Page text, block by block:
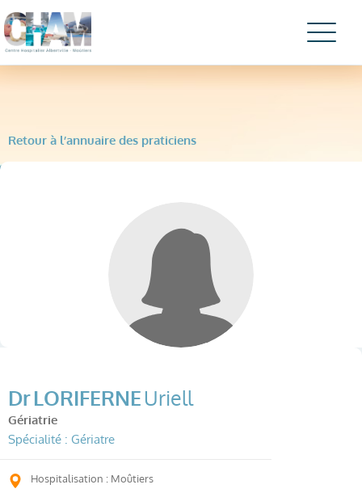
Retour à l’annuaire des praticiens
DrLORIFERNEUriell
Gériatrie
Spécialité : Gériatre
Hospitalisation : Moûtiers